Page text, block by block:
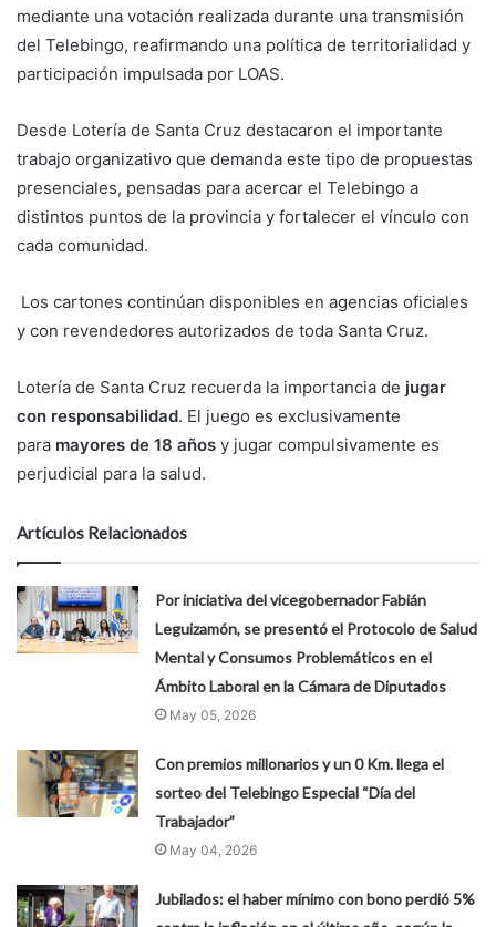
mediante una votación realizada durante una transmisión
del Telebingo, reafirmando una política de territorialidad y
participación impulsada por LOAS.
Desde Lotería de Santa Cruz destacaron el importante
trabajo organizativo que demanda este tipo de propuestas
presenciales, pensadas para acercar el Telebingo a
distintos puntos de la provincia y fortalecer el vínculo con
cada comunidad.
Los cartones continúan disponibles en agencias oficiales
y con revendedores autorizados de toda Santa Cruz.
Lotería de Santa Cruz recuerda la importancia de jugar
con responsabilidad. El juego es exclusivamente
para mayores de 18 años y jugar compulsivamente es
perjudicial para la salud.
Artículos Relacionados
Por iniciativa del vicegobernador Fabián
Leguizamón, se presentó el Protocolo de Salud
Mental y Consumos Problemáticos en el
Ámbito Laboral en la Cámara de Diputados
May 05, 2026
Con premios millonarios y un 0 Km. llega el
sorteo del Telebingo Especial “Día del
Trabajador”
May 04, 2026
Jubilados: el haber mínimo con bono perdió 5%